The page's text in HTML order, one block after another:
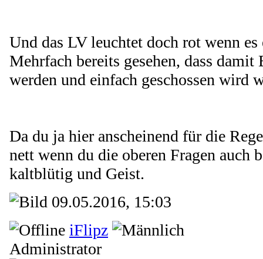
Und das LV leuchtet doch rot wenn es
Mehrfach bereits gesehen, dass damit
werden und einfach geschossen wird
Da du ja hier anscheinend für die
nett wenn du die oberen Fragen auch
kaltblütig und Geist.
09.05.2016, 15:03
iFlipz
Administrator